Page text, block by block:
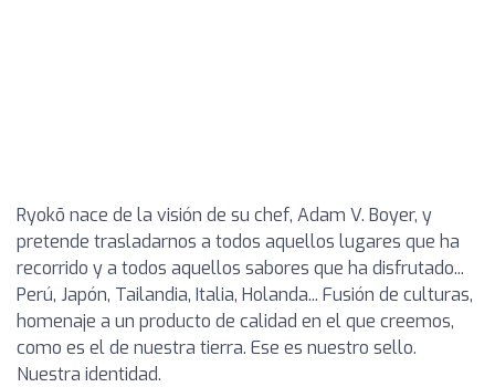
Ryokō nace de la visión de su chef, Adam V. Boyer, y
pretende trasladarnos a todos aquellos lugares que ha
recorrido y a todos aquellos sabores que ha disfrutado...
Perú, Japón, Tailandia, Italia, Holanda... Fusión de culturas,
homenaje a un producto de calidad en el que creemos,
como es el de nuestra tierra. Ese es nuestro sello.
Nuestra identidad.